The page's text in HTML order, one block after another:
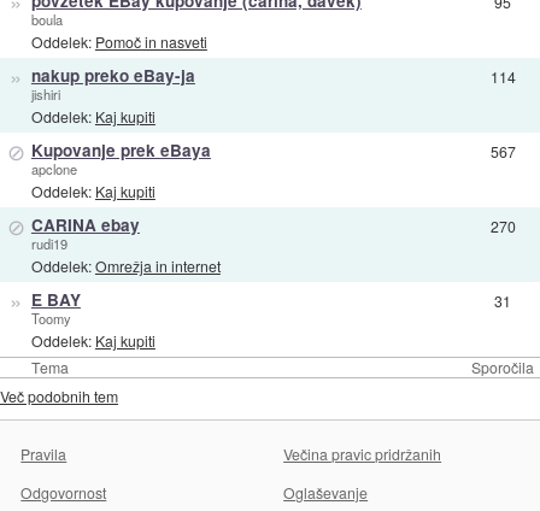
Tema Sporočila
boula
Oddelek: Pomoč in nasveti
» nakup preko eBay-ja
jishiri
Oddelek: Kaj kupiti
114
⊘ Kupovanje prek eBaya
apclone
Oddelek: Kaj kupiti
567
⊘ CARINA ebay
rudi19
Oddelek:Omrežja in internet
270
» E BAY
Toomy
Oddelek: Kaj kupiti
31
Več podobnih tem
Pravila
Večina pravic pridržanih
Odgovornost
Oglaševanje